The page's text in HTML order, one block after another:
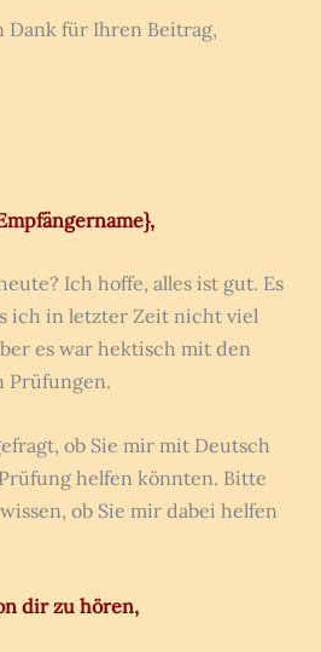
Dank für Ihren Beitrag,
Ich hoffe, alles ist gut. Es
ich in letzter Zeit nicht viel
es war hektisch mit den
Prüfungen.
ob Sie mir mit Deutsch
helfen könnten. Bitte
ob Sie mir dabei helfen
dir zu hören,